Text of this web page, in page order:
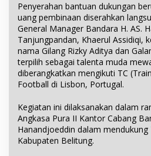
Penyerahan bantuan dukungan
uang pembinaan diserahkan
General Manager Bandara H. AS.
Tanjungpandan, Khaerul Assidiqi,
nama Gilang Rizky Aditya dan
terpilih sebagai talenta muda
diberangkatkan mengikuti TC
Football di Lisbon, Portugal.
Kegiatan ini dilaksanakan dalam
Angkasa Pura II Kantor Cabang
Hanandjoeddin dalam
Kabupaten Belitung.